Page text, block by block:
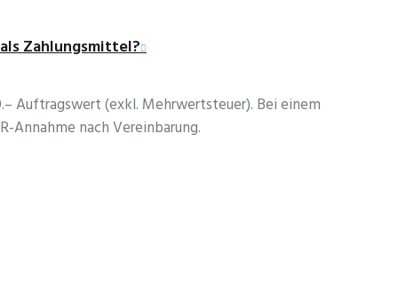
Zahlungsmittel?
Auftragswert (exkl. Mehrwertsteuer). Bei einem
Annahme nach Vereinbarung.